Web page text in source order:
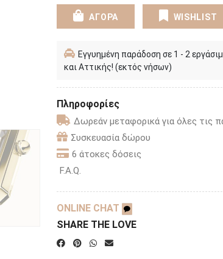
ΑΓΟΡΑ WISHLIST
Εγγυημένη παράδοση σε 1 - 2
και Αττικής! (εκτός νήσων)
Πληροφορίες
Δωρεάν μεταφορικά για όλες τις
Συσκευασία δώρου
6 άτοκες δόσεις
F.A.Q.
ONLINE CHAT
SHARE THE LOVE